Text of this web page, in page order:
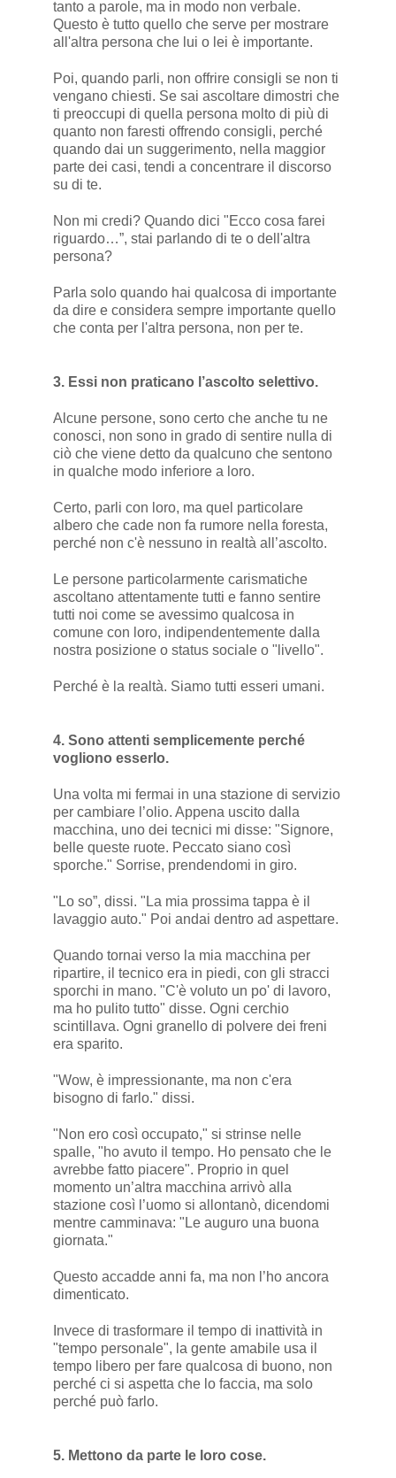
tanto a parole, ma in modo non verbale.
Questo è tutto quello che serve per mostrare
all'altra persona che lui o lei è importante.
Poi, quando parli, non offrire consigli se non ti
vengano chiesti. Se sai ascoltare dimostri che
ti preoccupi di quella persona molto di più di
quanto non faresti offrendo consigli, perché
quando dai un suggerimento, nella maggior
parte dei casi, tendi a concentrare il discorso
su di te.
Non mi credi? Quando dici "Ecco cosa farei
riguardo…”, stai parlando di te o dell'altra
persona?
Parla solo quando hai qualcosa di importante
da dire e considera sempre importante quello
che conta per l'altra persona, non per te.
3. Essi non praticano l’ascolto selettivo.
Alcune persone, sono certo che anche tu ne
conosci, non sono in grado di sentire nulla di
ciò che viene detto da qualcuno che sentono
in qualche modo inferiore a loro.
Certo, parli con loro, ma quel particolare
albero che cade non fa rumore nella foresta,
perché non c'è nessuno in realtà all’ascolto.
Le persone particolarmente carismatiche
ascoltano attentamente tutti e fanno sentire
tutti noi come se avessimo qualcosa in
comune con loro, indipendentemente dalla
nostra posizione o status sociale o "livello".
Perché è la realtà. Siamo tutti esseri umani.
4. Sono attenti semplicemente perché
vogliono esserlo.
Una volta mi fermai in una stazione di servizio
per cambiare l’olio. Appena uscito dalla
macchina, uno dei tecnici mi disse: "Signore,
belle queste ruote. Peccato siano così
sporche." Sorrise, prendendomi in giro.
"Lo so”, dissi. "La mia prossima tappa è il
lavaggio auto." Poi andai dentro ad aspettare.
Quando tornai verso la mia macchina per
ripartire, il tecnico era in piedi, con gli stracci
sporchi in mano. "C'è voluto un po' di lavoro,
ma ho pulito tutto" disse. Ogni cerchio
scintillava. Ogni granello di polvere dei freni
era sparito.
"Wow, è impressionante, ma non c'era
bisogno di farlo." dissi.
"Non ero così occupato," si strinse nelle
spalle, "ho avuto il tempo. Ho pensato che le
avrebbe fatto piacere". Proprio in quel
momento un’altra macchina arrivò alla
stazione così l’uomo si allontanò, dicendomi
mentre camminava: "Le auguro una buona
giornata."
Questo accadde anni fa, ma non l’ho ancora
dimenticato.
Invece di trasformare il tempo di inattività in
"tempo personale", la gente amabile usa il
tempo libero per fare qualcosa di buono, non
perché ci si aspetta che lo faccia, ma solo
perché può farlo.
5. Mettono da parte le loro cose.